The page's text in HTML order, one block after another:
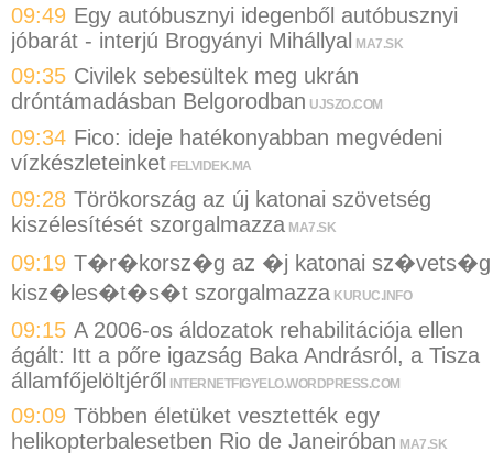
09:49 Egy autóbusznyi idegenből autóbusznyi
jóbarát - interjú Brogyányi Mihállyal MA7.SK
09:35 Civilek sebesültek meg ukrán
dróntámadásban Belgorodban UJSZO.COM
09:34 Fico: ideje hatékonyabban megvédeni
vízkészleteinket FELVIDEK.MA
09:28 Törökország az új katonai szövetség
kiszélesítését szorgalmazza MA7.SK
09:19 T�r�korsz�g az �j katonai sz�vets�g
kisz�les�t�s�t szorgalmazza KURUC.INFO
09:15 A 2006-os áldozatok rehabilitációja ellen
ágált: Itt a pőre igazság Baka Andrásról, a Tisza
államfőjelöltjéről INTERNETFIGYELO.WORDPRESS.COM
09:09 Többen életüket vesztették egy
helikopterbalesetben Rio de Janeiróban MA7.SK